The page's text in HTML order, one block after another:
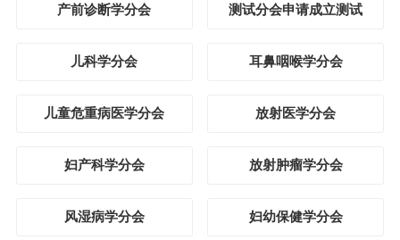
产前诊断学分会 测试分会申请成立测试
儿科学分会 耳鼻咽喉学分会
儿童危重病医学分会 放射医学分会
妇产科学分会 放射肿瘤学分会
风湿病学分会 妇幼保健学分会